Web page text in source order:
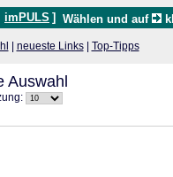
imPULS ] Wählen und auf
neueste Links| Top-Tipps
Auswahl